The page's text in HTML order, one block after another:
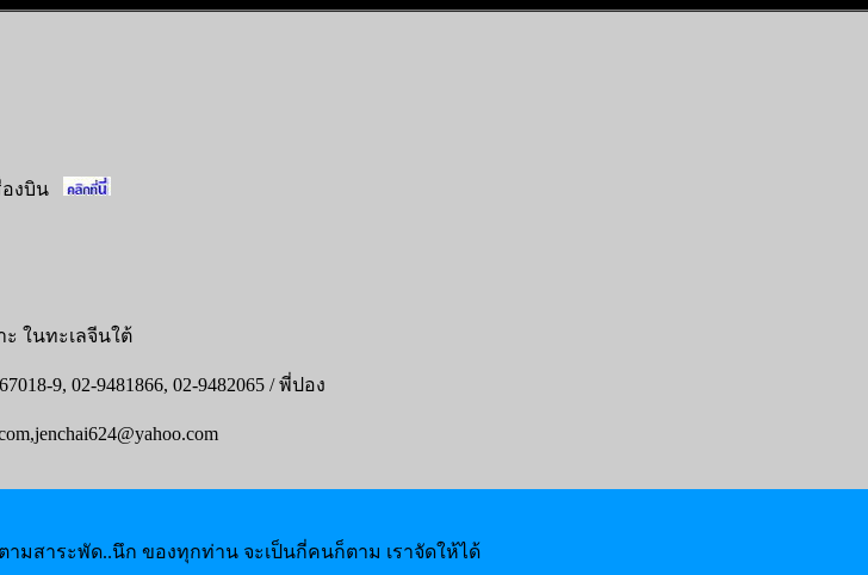
องบิน
ในทะเลจีนใต้
9, 02-9481866, 02-9482065 / พี่ปอง
ามสาระพัด..นึก ของทุกท่าน จะเป็นกี่คนก็ตาม เราจัดให้ได้